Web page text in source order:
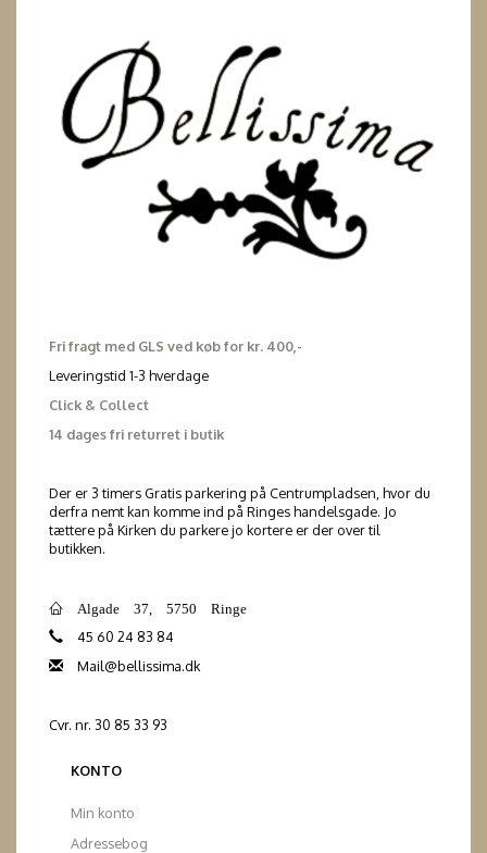
Fri fragt med GLS ved køb for kr. 400,-
Leveringstid 1-3 hverdage
Click & Collect
14 dages fri returret i butik
Der er 3 timers Gratis parkering på Centrumpladsen, hvor du
derfra nemt kan komme ind på Ringes handelsgade. Jo
tættere på Kirken du parkere jo kortere er der over til
butikken.
Algade 37, 5750 Ringe
45 60 24 83 84
Mail@bellissima.dk
Cvr. nr. 30 85 33 93
KONTO
Min konto
Adressebog